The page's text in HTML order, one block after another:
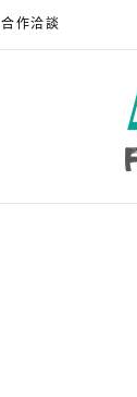
合作洽談